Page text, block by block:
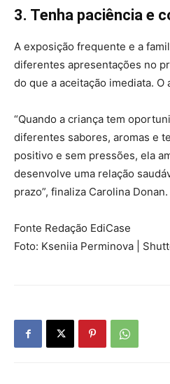
3. Tenha paciência e
A exposição frequente e a
diferentes apresentações no
do que a aceitação imediata. O
“Quando a criança tem
diferentes sabores, aromas e
positivo e sem pressões, ela
desenvolve uma relação
prazo”, finaliza Carolina Donan.
Fonte Redação EdiCase
Foto: Kseniia Perminova |